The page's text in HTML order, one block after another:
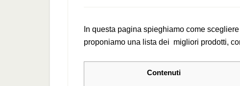
In questa pagina spieghiamo come
proponiamo una lista dei migliori prodotti,
Contenuti